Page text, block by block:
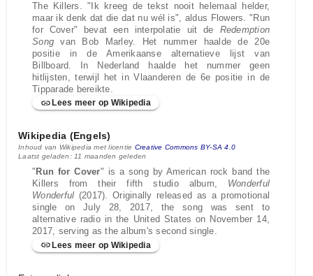
The Killers. "Ik kreeg de tekst nooit helemaal helder,
maar ik denk dat die dat nu wél is", aldus Flowers. "Run
for Cover" bevat een interpolatie uit de Redemption
Song van Bob Marley. Het nummer haalde de 20e
positie in de Amerikaanse alternatieve lijst van
Billboard. In Nederland haalde het nummer geen
hitlijsten, terwijl het in Vlaanderen de 6e positie in de
Tipparade bereikte.
Lees meer op Wikipedia
Wikipedia (Engels)
Inhoud van Wikipedia met licentie Creative Commons BY-SA 4.0
Laatst geladen: 11 maanden geleden
" Run for Cover" is a song by American rock band the
Killers from their fifth studio album, Wonderful
Wonderful (2017). Originally released as a promotional
single on July 28, 2017, the song was sent to
alternative radio in the United States on November 14,
2017, serving as the album's second single.
Lees meer op Wikipedia